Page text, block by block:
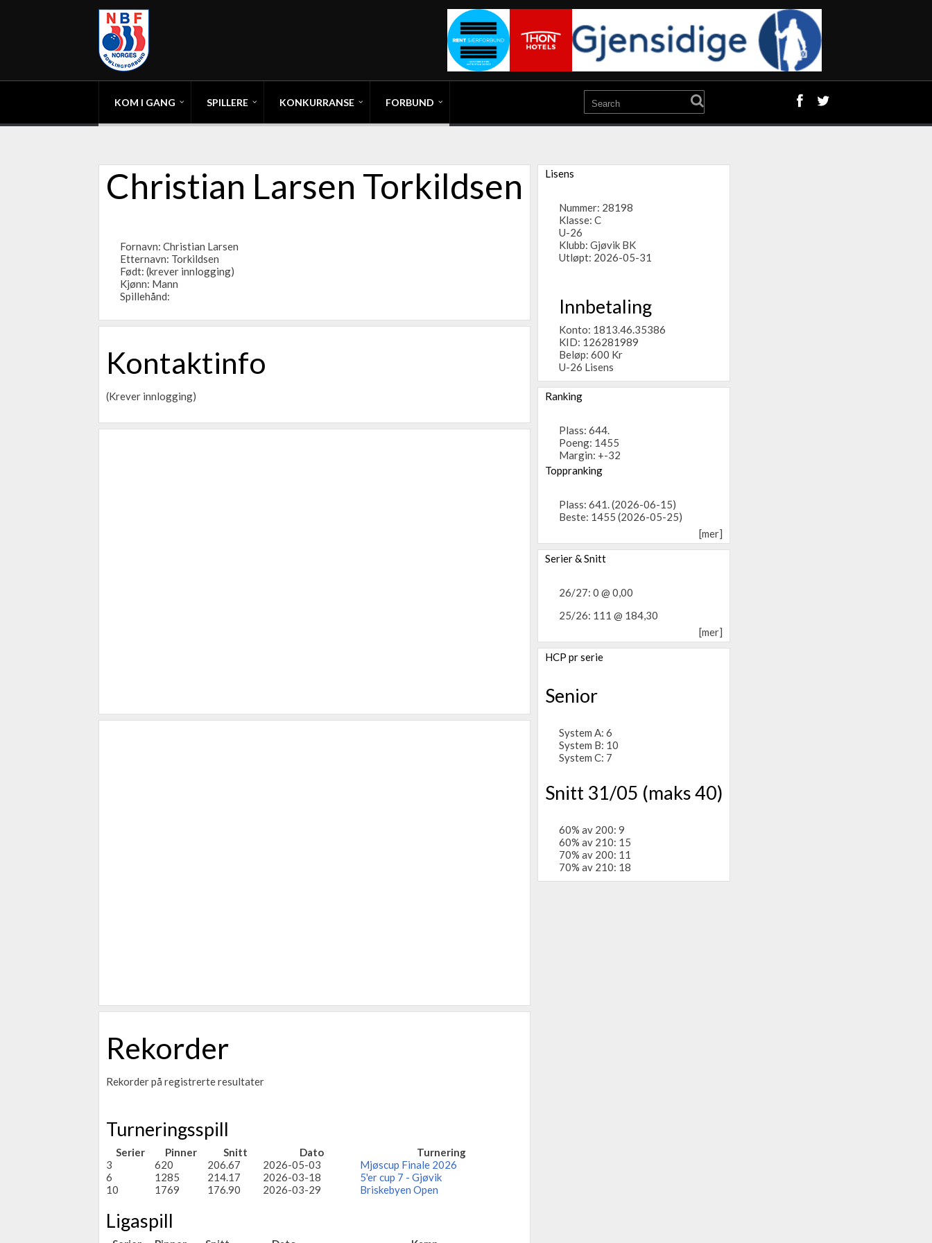
KOM I GANG SPILLERE KONKURRANSE FORBUND
Christian Larsen Torkildsen
Fornavn: Christian Larsen
Etternavn: Torkildsen
Født: (krever innlogging)
Kjønn: Mann
Spillehånd:
Kontaktinfo
(Krever innlogging)
Rekorder
Rekorder på registrerte resultater
Turneringsspill
Serier Pinner Snitt Dato
Turnering
3
620 206.67 2026-05-03
Mjøscup Finale 2026
6
1285 214.17 2026-03-18
5'er cup 7 - Gjøvik
10
1769 176.90 2026-03-29 Briskebyen Open
Ligaspill
Lisens
Nummer: 28198
Klasse: C
U-26
Klubb: Gjøvik BK
Utløpt: 2026-05-31
Innbetaling
Konto: 1813.46.35386
KID: 126281989
Beløp: 600 Kr
U-26 Lisens
Ranking
Plass: 644.
Poeng: 1455
Margin: +-32
Toppranking
Plass: 641. (2026-06-15)
Beste: 1455 (2026-05-25)
[mer]
Serier & Snitt
26/27: 0 @ 0,00
25/26: 111 @ 184,30
[mer]
HCP pr serie
Senior
System A: 6
System B: 10
System C: 7
Snitt 31/05 (maks 40)
60% av 200: 9
60% av 210: 15
70% av 200: 11
70% av 210: 18